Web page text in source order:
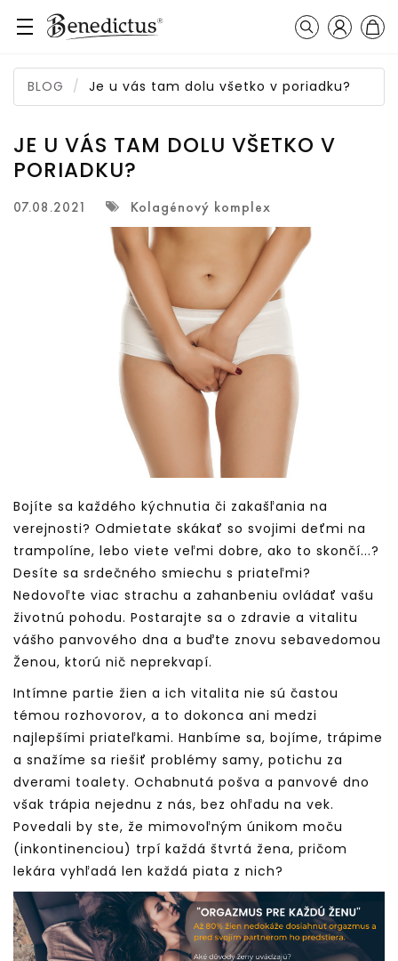
Vyhľadávanie
Košík
BLOG Je u vás tam dolu všetko v poriadku?
JE U VÁS TAM DOLU VŠETKO V
PORIADKU?
07.08.2021 Kolagénový komplex
Bojíte sa každého kýchnutia či zakašľania na
verejnosti? Odmietate skákať so svojimi deťmi na
trampolíne, lebo viete veľmi dobre, ako to skončí...?
Desíte sa srdečného smiechu s priateľmi?
Nedovoľte viac strachu a zahanbeniu ovládať vašu
životnú pohodu. Postarajte sa o zdravie a vitalitu
vášho panvového dna a buďte znovu sebavedomou
Ženou, ktorú nič neprekvapí.
Intímne partie žien a ich vitalita nie sú častou
témou rozhovorov, a to dokonca ani medzi
najlepšími priateľkami. Hanbíme sa, bojíme, trápime
a snažíme sa riešiť problémy samy, potichu za
dverami toalety. Ochabnutá pošva a panvové dno
však trápia nejednu z nás, bez ohľadu na vek.
Povedali by ste, že mimovoľným únikom moču
(inkontinenciou) trpí každá štvrtá žena, pričom
lekára vyhľadá len každá piata z nich?